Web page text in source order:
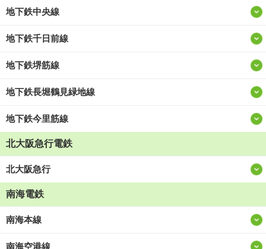
地下鉄中央線
地下鉄千日前線
地下鉄堺筋線
地下鉄長堀鶴見緑地線
地下鉄今里筋線
北大阪急行電鉄
北大阪急行
南海電鉄
南海本線
南海空港線